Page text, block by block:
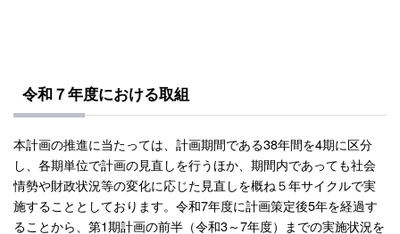
令和７年度における取組
本計画の推進に当たっては、計画期間である38年間を4期に区分
し、各期単位で計画の見直しを行うほか、期間内であっても社会
情勢や財政状況等の変化に応じた見直しを概ね５年サイクルで実
施することとしております。令和7年度に計画策定後5年を経過す
ることから、第1期計画の前半（令和3～7年度）までの実施状況を